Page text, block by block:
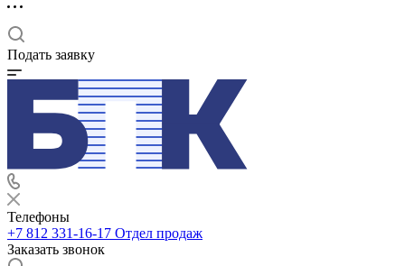
Подать заявку
Телефоны
+7 812 331-16-17 Отдел продаж
Заказать звонок